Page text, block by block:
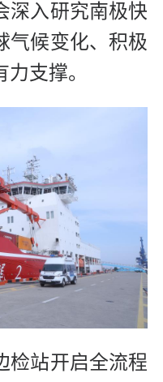
深入研究南极快
气候变化、积极
支撑。
检站开启全流程